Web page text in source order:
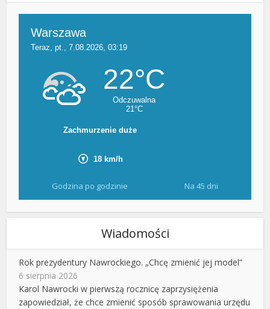
Godzina po godzinie Na 45 dni
Wiadomości
Rok prezydentury Nawrockiego. „Chcę zmienić jej model”
6 sierpnia 2026
Karol Nawrocki w pierwszą rocznicę zaprzysiężenia
zapowiedział, że chce zmienić sposób sprawowania urzędu